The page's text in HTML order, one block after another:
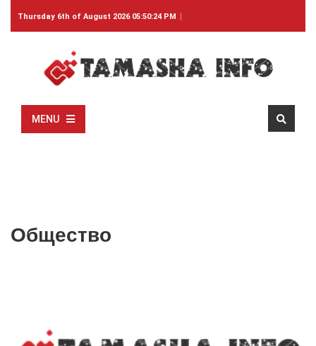
Thursday 6th of August 2026 05:50:24 PM
MENU
Общество